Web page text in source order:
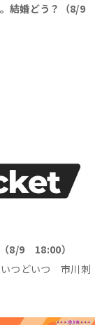
結婚どう？（8/9
8/9 18:00）
いつどいつ 市川刺